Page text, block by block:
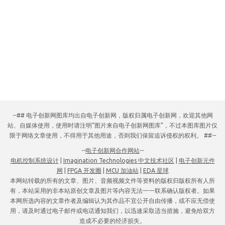
--## 电子创新网图库均出自电子创新网，版权归属电子创新网，欢迎其他网
站、自媒体使用，使用时请注明“图片来自电子创新网图库”，不过本图库图片仅
限于网络文章使用，不得用于其他用途，否则我们保留追诉侵权的权利。 ##--
--电子创新网合作网站--
电机控制系统设计| Imagination Technologies 中文技术社区
电子创新元件
网
FPGA 开发圈 MCU 加油站|
EDA 星球
本网站转载的所有的文章、图片、音频视频文件等资料的版权归版权所有人所
有，本站采用的非本站原创文章及图片等内容无法一一联系确认版权者。如果
本网所选内容的文章作者及编辑认为其作品不宜公开自由传播，或不应无偿使
用，请及时通过电子邮件或电话通知我们，以迅速采取适当措施，避免给双方
造成不必要的经济损失。